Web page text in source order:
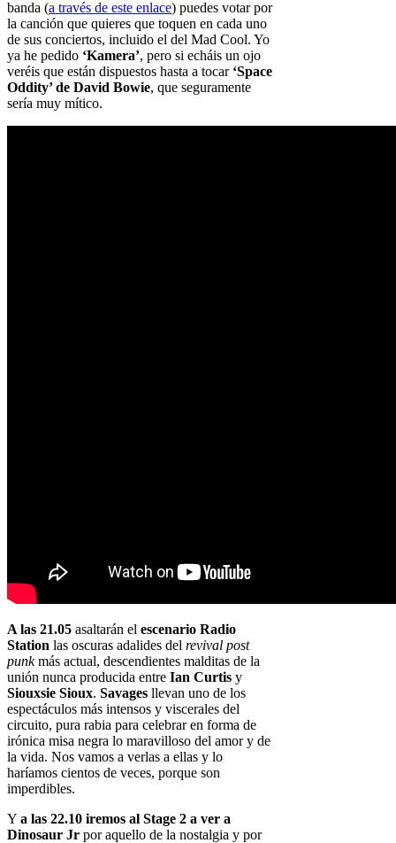
banda (a través de este enlace) puedes votar por
la canción que quieres que toquen en cada uno
de sus conciertos, incluido el del Mad Cool. Yo
ya he pedido ‘Kamera’, pero si echáis un ojo
veréis que están dispuestos hasta a tocar ‘Space
Oddity’ de David Bowie, que seguramente
sería muy mítico.
A las 21.05 asaltarán el escenario Radio
Station las oscuras adalides del revival post
punkmás actual, descendientes malditas de la
unión nunca producida entre Ian Curtis y
Siouxsie Sioux. Savages llevan uno de los
espectáculos más intensos y viscerales del
circuito, pura rabia para celebrar en forma de
irónica misa negra lo maravilloso del amor y de
la vida. Nos vamos a verlas a ellas y lo
haríamos cientos de veces, porque son
imperdibles.
Y a las 22.10 iremos al Stage 2 a ver a
Dinosaur Jr por aquello de la nostalgia y por